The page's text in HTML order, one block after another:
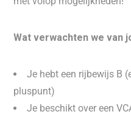
Wat verwachten we van
Je hebt een rijbewijs B
pluspunt)
Je beschikt over een